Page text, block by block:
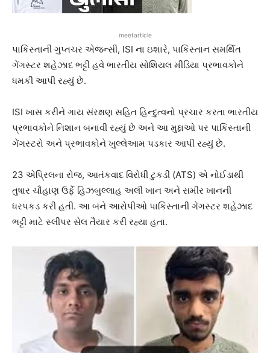
meetarticle
પાકિસ્તાની ગુપ્તચર એજન્સી, ISI ના ઇશારે, પાકિસ્તાન સમર્થિત
ગેંગસ્ટર શહેઝાદ ભટ્ટી હવે ભારતીય સોશિયલ મીડિયા પ્રભાવકોને
ધમકી આપી રહ્યું છે.
ISI ખાસ કરીને ગાય સંરક્ષણ સહિત હિન્દુત્વનો પ્રચાર કરતા ભારતીય
પ્રભાવકોને નિશાન બનાવી રહ્યું છે અને આ મુદ્દાઓ પર પાકિસ્તાની
ગેંગસ્ટરો અને પ્રભાવકોને ખુલ્લેઆમ પડકાર આપી રહ્યું છે.
23 એપ્રિલના રોજ, આતંકવાદ વિરોધી ટુકડી (ATS) એ નોઈડાથી
તુષાર ચૌહાણ ઉર્ફે હિઝબુલ્લાહ અલી ખાન અને સમીર ખાનની
ધરપકડ કરી હતી. આ બંને આરોપીઓ પાકિસ્તાની ગેંગસ્ટર શહેઝાદ
ભટ્ટી માટે સ્લીપર સેલ તૈયાર કરી રહ્યા હતા.